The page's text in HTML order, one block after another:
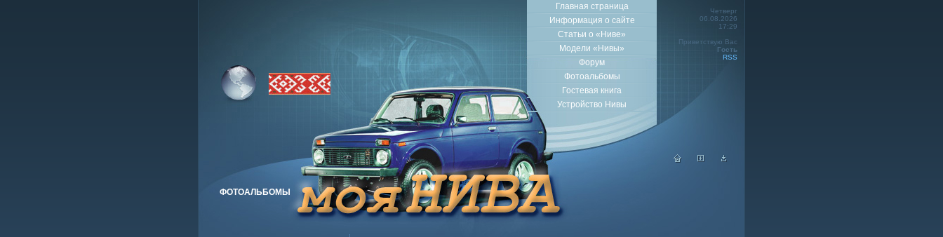
Главная страница
Информация о сайте
Статьи о «Ниве»
Модели «Нивы»
Форум
Фотоальбомы
Гостевая книга
Устройство Нивы
Четверг
06.08.2026
17:29
Приветствую Вас
Гость
RSS
ФОТОАЛЬБОМЫ